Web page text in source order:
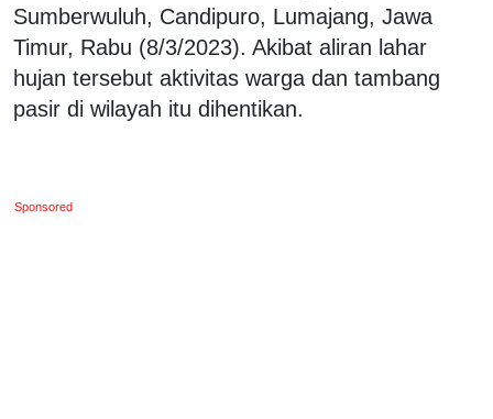
Sumberwuluh, Candipuro, Lumajang, Jawa
Timur, Rabu (8/3/2023). Akibat aliran lahar
hujan tersebut aktivitas warga dan tambang
pasir di wilayah itu dihentikan.
Sponsored